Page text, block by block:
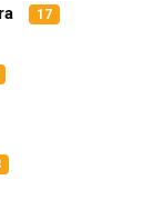
17